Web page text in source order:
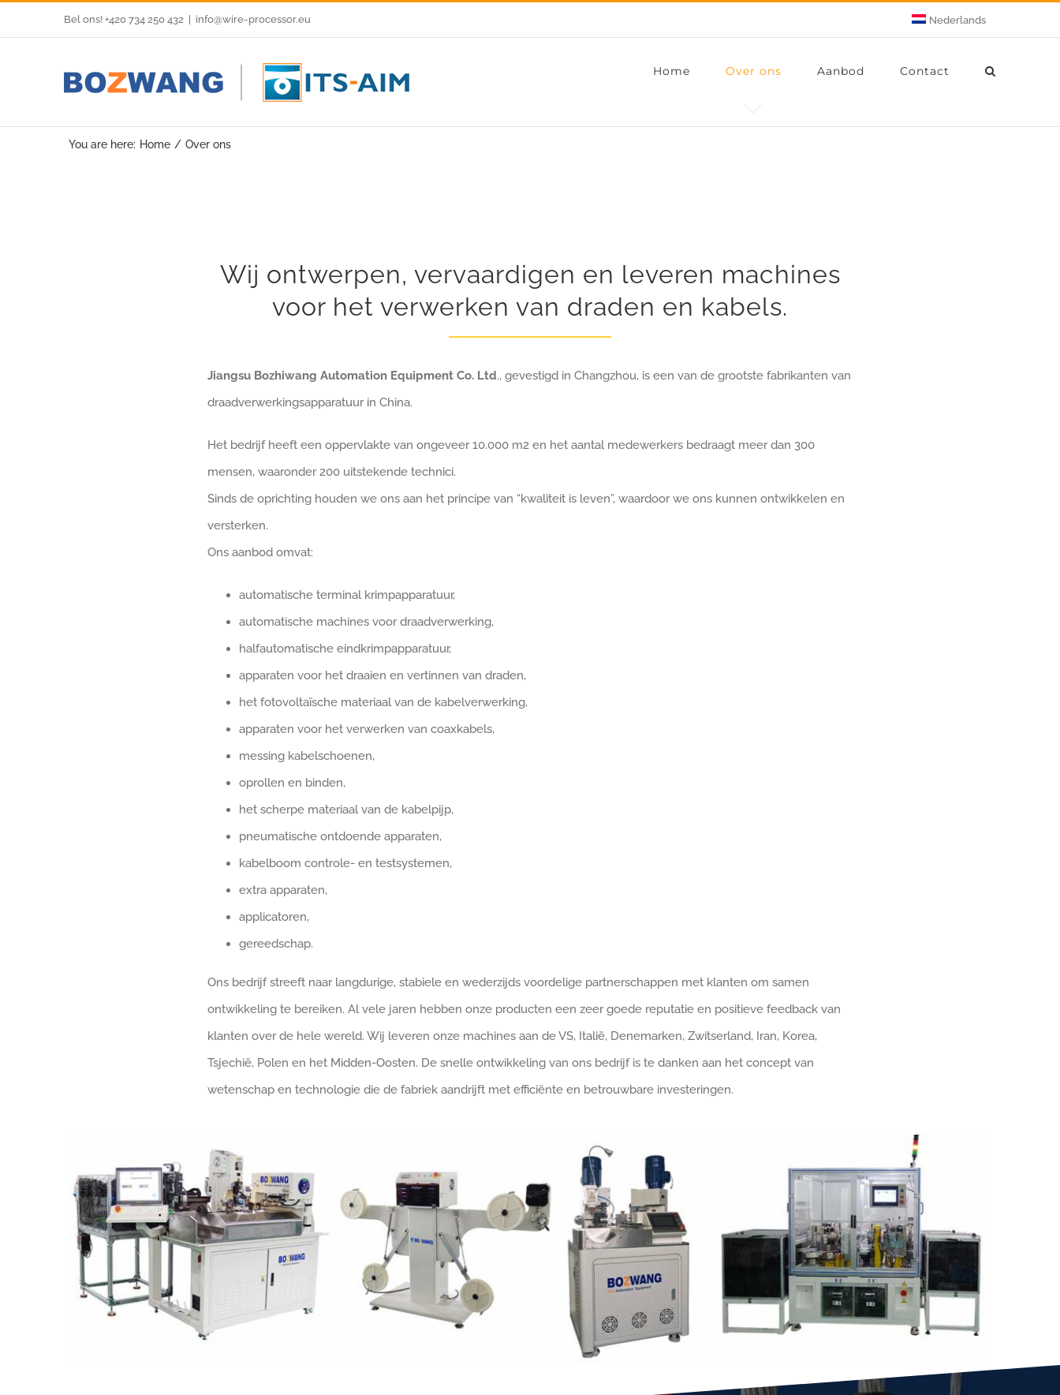
to
Bel ons! +420 734 250 432 info@wire-processor.eu Nederlands
Home Over ons Aanbod Contact
You are here: Home Over ons
Wij ontwerpen, vervaardigen en leveren machines
voor het verwerken van draden en kabels.
Jiangsu Bozhiwang Automation Equipment Co. Ltd., gevestigd in Changzhou, is een van de grootste fabrikanten van
draadverwerkingsapparatuur in China.
Het bedrijf heeft een oppervlakte van ongeveer 10.000 m2 en het aantal medewerkers bedraagt ​​meer dan 300
mensen, waaronder 200 uitstekende technici.
Sinds de oprichting houden we ons aan het principe van “kwaliteit is leven”, waardoor we ons kunnen ontwikkelen en
versterken.
Ons aanbod omvat:
automatische terminal krimpapparatuur,
automatische machines voor draadverwerking,
halfautomatische eindkrimpapparatuur,
apparaten voor het draaien en vertinnen van draden,
het fotovoltaïsche materiaal van de kabelverwerking,
apparaten voor het verwerken van coaxkabels,
messing kabelschoenen,
oprollen en binden,
het scherpe materiaal van de kabelpijp,
pneumatische ontdoende apparaten,
kabelboom controle- en testsystemen,
extra apparaten,
applicatoren,
gereedschap.
Ons bedrijf streeft naar langdurige, stabiele en wederzijds voordelige partnerschappen met klanten om samen
ontwikkeling te bereiken. Al vele jaren hebben onze producten een zeer goede reputatie en positieve feedback van
klanten over de hele wereld. Wij leveren onze machines aan de VS, Italië, Denemarken, Zwitserland, Iran, Korea,
Tsjechië, Polen en het Midden-Oosten. De snelle ontwikkeling van ons bedrijf is te danken aan het concept van
wetenschap en technologie die de fabriek aandrijft met efficiënte en betrouwbare investeringen.